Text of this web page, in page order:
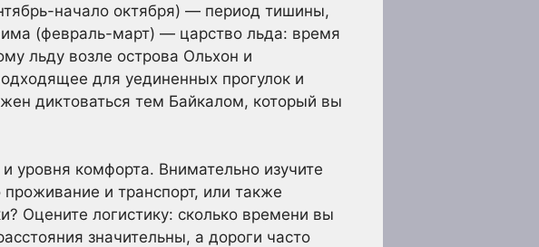
начало октября) — период тишины,
(февраль-март) — царство льда: время
льду возле острова Ольхон и
для уединенных прогулок и
диктоваться тем Байкалом, который вы
уровня комфорта. Внимательно изучите
и транспорт, или также
Оцените логистику: сколько времени вы
значительны, а дороги часто